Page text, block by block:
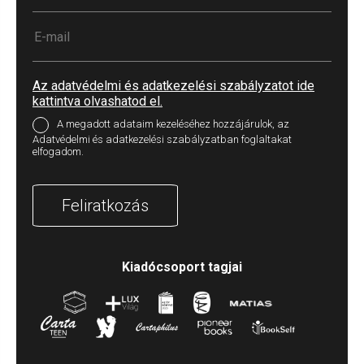
Az adatvédelmi és adatkezelési szabályzatot ide
kattintva olvashatod el.
A megadott adataim kezeléséhez hozzájárulok, az
Adatvédelmi és adatkezelési szabályzatban foglaltakat
elfogadom.
Feliratkozás
Kiadócsoport tagjai